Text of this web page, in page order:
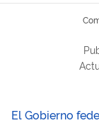
El Gobierno